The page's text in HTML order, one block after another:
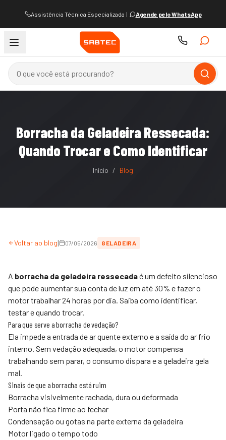
Assistência Técnica Especializada | Agende pelo WhatsApp
Borracha da Geladeira Ressecada:
Quando Trocar e Como Identificar
Início / Blog
Voltar ao blog| 07/05/2026 GELADEIRA
A borracha da geladeira ressecadaé um defeito silencioso
que pode aumentar sua conta de luz em até 30% e fazer o
motor trabalhar 24 horas por dia. Saiba como identificar,
testar e quando trocar.
Para que serve a borracha de vedação?
Ela impede a entrada de ar quente externo e a saída do ar frio
interno. Sem vedação adequada, o motor compensa
trabalhando sem parar, o consumo dispara e a geladeira gela
mal.
Sinais de que a borracha está ruim
Borracha visivelmente rachada, dura ou deformada
Porta não fica firme ao fechar
Condensação ou gotas na parte externa da geladeira
Motor ligado o tempo todo